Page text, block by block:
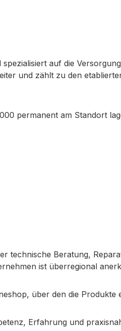
auf die
und zählt zu den
permanent am Standort
technische Beratung,
ist überregional
über den die
Erfahrung und